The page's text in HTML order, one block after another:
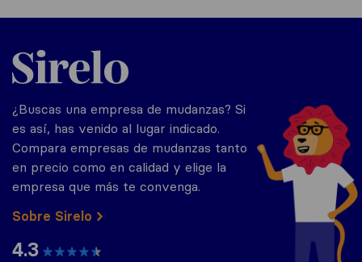
Sirelo.es
¿Buscas una empresa de mudanzas? Si
es así, has venido al lugar indicado.
Compara empresas de mudanzas tanto
en precio como en calidad y elige la
empresa que más te convenga.
Sobre Sirelo
4.3